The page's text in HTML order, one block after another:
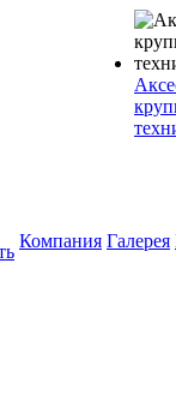
Компания Галерея